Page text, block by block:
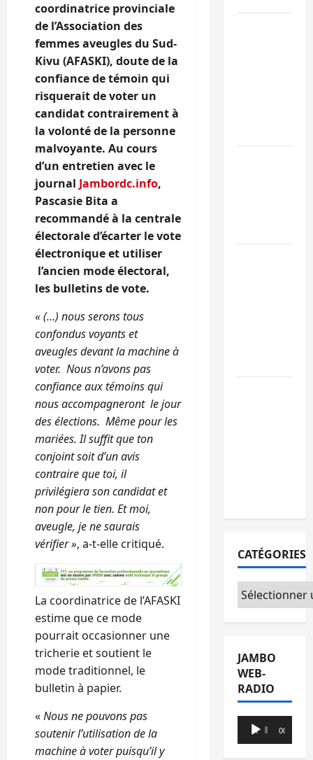
coordinatrice provinciale
de l’Association des
femmes aveugles du Sud-
Kivu (AFASKI), doute de la
confiance de témoin qui
risquerait de voter un
candidat contrairement à
la volonté de la personne
malvoyante. Au cours
d’un entretien avec le
journal Jambordc.info,
Pascasie Bita a
recommandé à la centrale
électorale d’écarter le vote
électronique et utiliser
l’ancien mode électoral,
les bulletins de vote.
« (…) nous serons tous
confondus voyants et
aveugles devant la machine à
voter. Nous n’avons pas
confiance aux témoins qui
nous accompagneront le jour
des élections. Même pour les
mariées. Il suffit que ton
conjoint soit d’un avis
contraire que toi, il
privilégiera son candidat et
non pour le tien. Et moi,
aveugle, je ne saurais
vérifier », a-t-elle critiqué.
La coordinatrice de l’AFASKI
estime que ce mode
pourrait occasionner une
tricherie et soutient le
mode traditionnel, le
bulletin à papier.
«Nous ne pouvons pas
soutenir l’utilisation de la
machine à voter puisqu’il y
CATÉGORIES
Catégories
JAMBO
WEB-
RADIO
Lecteur
audio
00:00 00:00